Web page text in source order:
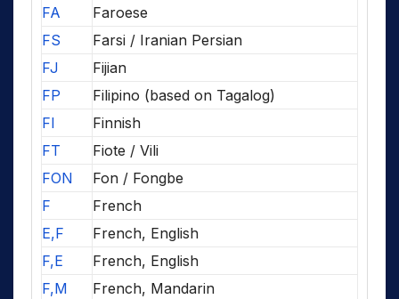
FA
Faroese
FS
Farsi / Iranian Persian
FJ
Fijian
FP
Filipino (based on Tagalog)
FI
Finnish
FT
Fiote / Vili
FON
Fon / Fongbe
F
French
E,F
French, English
F,E
French, English
F,M
French, Mandarin